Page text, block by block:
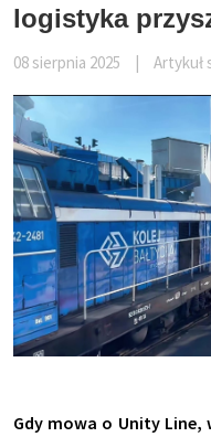
logistyka
08 sierpnia 2025 Artykuł
Gdy mowa o Unity Line,